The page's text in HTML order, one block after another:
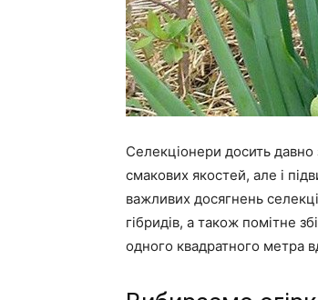
Селекціонери досить
смакових якостей, але і
важливих досягнень
гібридів, а також помітне
одного квадратного метра